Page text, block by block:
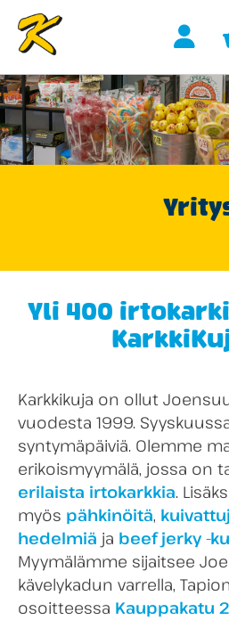
Yli 400
Karkkikuja on ollut
vuodesta 1999.
syntymäpäiviä. Olemme
erikoismyymälä, jossa on
erilaista irtokarkkia.
myös pähkinöitä,
hedelmiä ja beef jerky -
Myymälämme sijaitsee
kävelykadun varrella,
osoitteessa Kauppakatu